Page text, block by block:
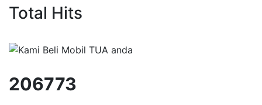
Total Hits
206773